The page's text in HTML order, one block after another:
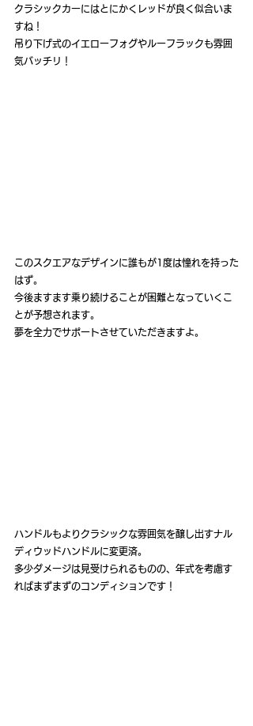
クラシックカーにはとにかくレッドが良く似合いま
すね！
吊り下げ式のイエローフォグやルーフラックも雰囲
気バッチリ！
このスクエアなデザインに誰もが1度は憧れを持った
はず。
今後ますます乗り続けることが困難となっていくこ
とが予想されます。
夢を全力でサポートさせていただきますよ。
ハンドルもよりクラシックな雰囲気を醸し出すナル
ディウッドハンドルに変更済。
多少ダメージは見受けられるものの、年式を考慮す
ればまずまずのコンディションです！